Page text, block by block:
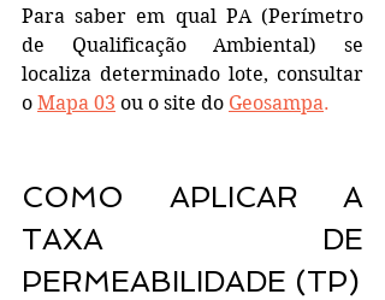
Para saber em qual PA (Perímetro
de Qualificação Ambiental) se
localiza determinado lote, consultar
o Mapa 03 ou o site do Geosampa.
COMO APLICAR A
TAXA DE
PERMEABILIDADE (TP)